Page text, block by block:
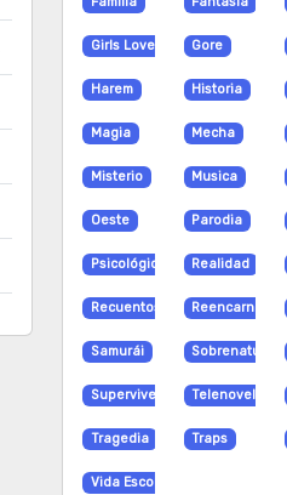
Girls Love Gore
Harem Historia
Magia Mecha
Misterio Musica
Oeste Parodia
Psicológico Realidad
Recuentos de la vidaReencarnación
Samurái Sobrenatural
Supervivencia Telenovela
Tragedia Traps
Vida Escolar